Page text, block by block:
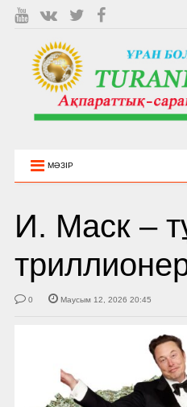
МӘЗІР
И. Маск –
0 Маусым 12, 2026 20:45